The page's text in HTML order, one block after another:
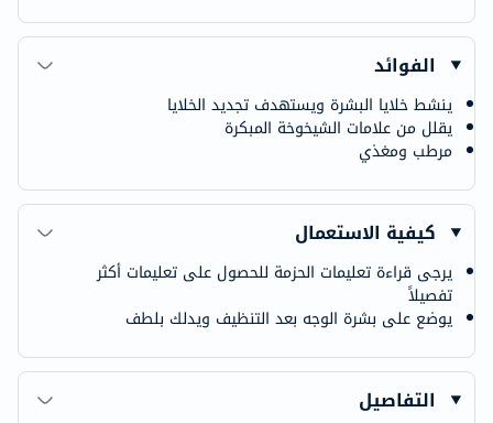
الفوائد
ينشط خلايا البشرة ويستهدف تجديد الخلايا
يقلل من علامات الشيخوخة المبكرة
مرطب ومغذي
كيفية الاستعمال
يرجى قراءة تعليمات الحزمة للحصول على تعليمات أكثر
تفصيلاً
يوضع على بشرة الوجه بعد التنظيف ويدلك بلطف
التفاصيل